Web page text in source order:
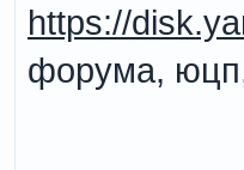
https://
форума,